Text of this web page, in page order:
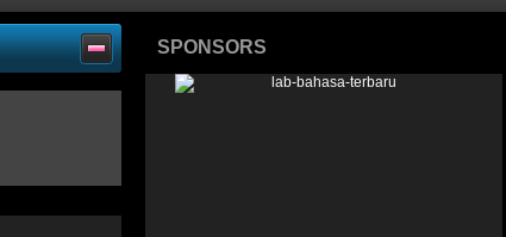
SPONSORS